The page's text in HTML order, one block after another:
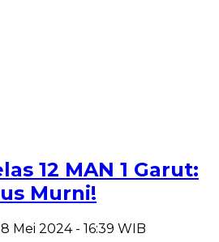
12 MAN 1 Garut:
Murni!
8 Mei 2024 - 16:39 WIB